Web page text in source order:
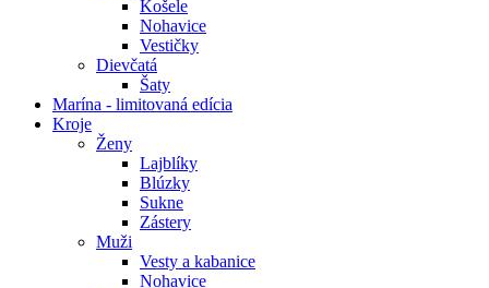
Košele
Nohavice
Vestičky
Dievčatá
Šaty
Marína - limitovaná edícia
Kroje
Ženy
Lajblíky
Blúzky
Sukne
Zástery
Muži
Vesty a kabanice
Nohavice